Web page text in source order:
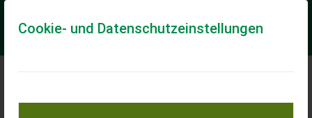
Cookie- und Datenschutzeinstellungen
Meine Transportkostenanfrage